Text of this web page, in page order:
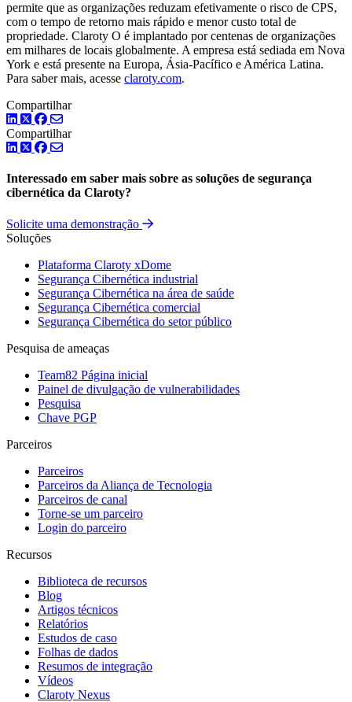
permite que as organizações reduzam efetivamente o risco de CPS,
com o tempo de retorno mais rápido e menor custo total de
propriedade. Claroty O é implantado por centenas de organizações
em milhares de locais globalmente. A empresa está sediada em Nova
York e está presente na Europa, Ásia-Pacífico e América Latina.
Para saber mais, acesse claroty.com.
Compartilhar
LinkedIn
TwitterFacebook
Compartilhar
LinkedIn
TwitterFacebook
Interessado em saber mais sobre as soluções de segurança
cibernética da Claroty?
Solicite uma demonstração
Soluções
Plataforma Claroty xDome
Segurança Cibernética industrial
Segurança Cibernética na área de saúde
Segurança Cibernética comercial
Segurança Cibernética do setor público
Pesquisa de ameaças
Team82 Página inicial
Painel de divulgação de vulnerabilidades
Pesquisa
Chave PGP
Parceiros
Parceiros
Parceiros da Aliança de Tecnologia
Parceiros de canal
Torne-se um parceiro
Login do parceiro
Recursos
Biblioteca de recursos
Blog
Artigos técnicos
Relatórios
Estudos de caso
Folhas de dados
Resumos de integração
Vídeos
Claroty Nexus